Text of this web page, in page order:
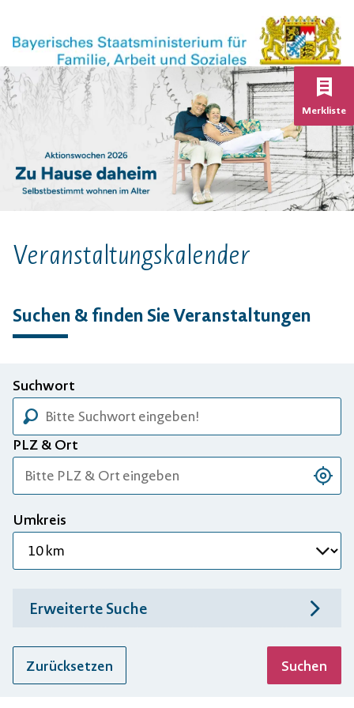
Merkliste
Veranstaltungs­kalender
Suchen & finden Sie Veranstaltungen
Suchwort
PLZ & Ort
Umkreis
Erweiterte Suche
Zurücksetzen Suchen